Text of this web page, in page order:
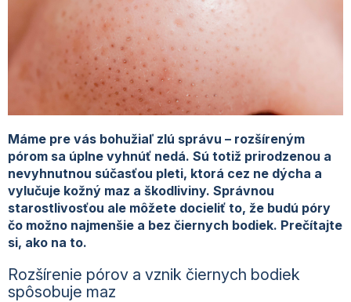
Máme pre vás bohužiaľ zlú správu – rozšíreným
pórom sa úplne vyhnúť nedá. Sú totiž prirodzenou a
nevyhnutnou súčasťou pleti, ktorá cez ne dýcha a
vylučuje kožný maz a škodliviny. Správnou
starostlivosťou ale môžete docieliť to, že budú póry
čo možno najmenšie a bez čiernych bodiek. Prečítajte
si, ako na to.
Rozšírenie pórov a vznik čiernych bodiek
spôsobuje maz